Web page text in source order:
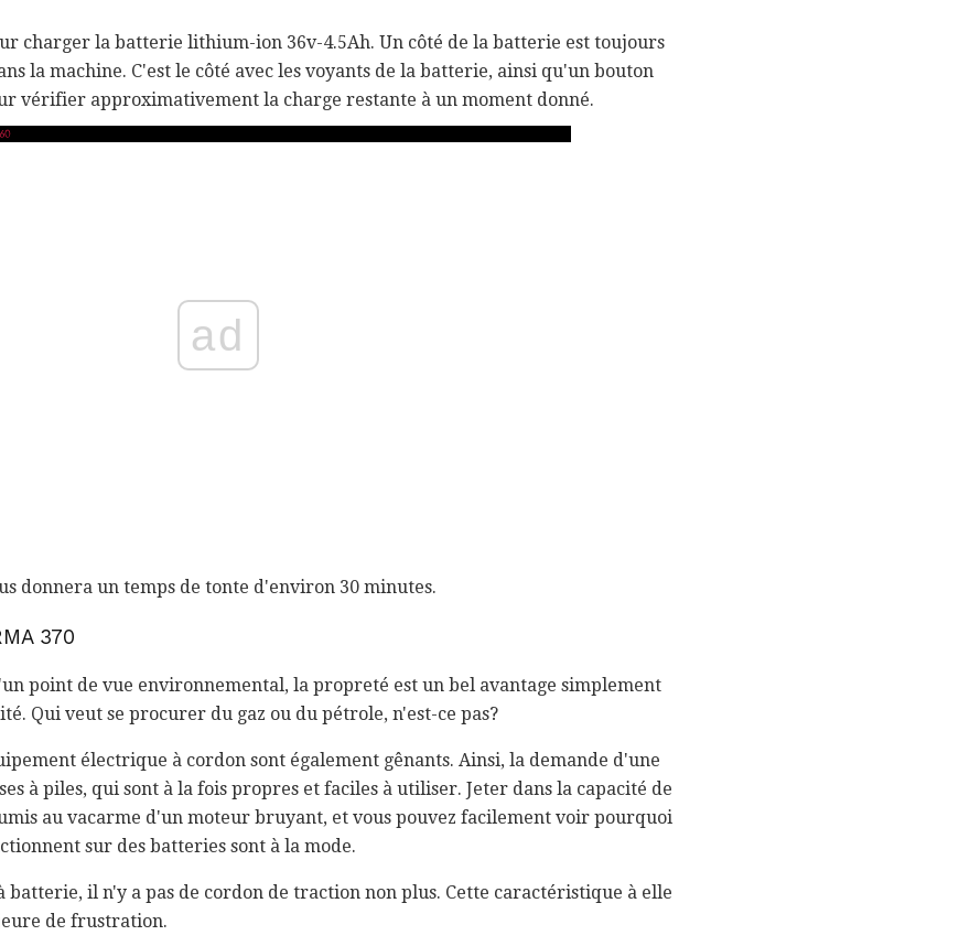
charger la batterie lithium-ion 36v-4.5Ah. Un côté de la batterie est toujours
la machine. C'est le côté avec les voyants de la batterie, ainsi qu'un bouton
vérifier approximativement la charge restante à un moment donné.
ad
donnera un temps de tonte d'environ 30 minutes.
370
point de vue environnemental, la propreté est un bel avantage simplement
Qui veut se procurer du gaz ou du pétrole, n'est-ce pas?
électrique à cordon sont également gênants. Ainsi, la demande d'une
à piles, qui sont à la fois propres et faciles à utiliser. Jeter dans la capacité de
au vacarme d'un moteur bruyant, et vous pouvez facilement voir pourquoi
sur des batteries sont à la mode.
batterie, il n'y a pas de cordon de traction non plus. Cette caractéristique à elle
de frustration.